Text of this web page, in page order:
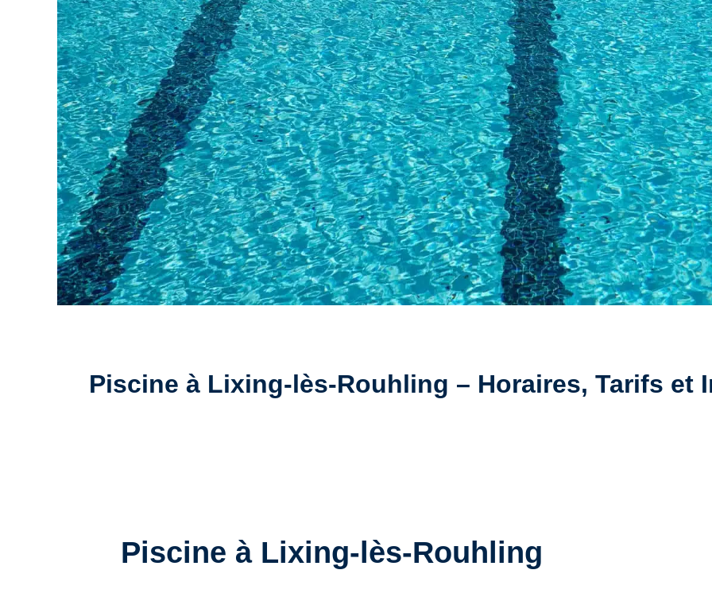
Piscine à Lixing-lès-Rouhling – Horaires, Tarifs et
Piscine à Lixing-lès-Rouhling